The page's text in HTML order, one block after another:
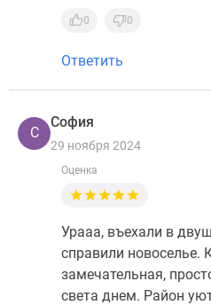
0 0
Ответить
С
София
29 ноября 2024
Оценка
Урааа, въехали в
справили новоселье.
замечательная,
света днем. Район